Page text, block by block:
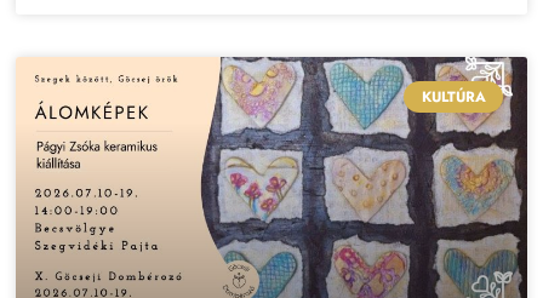
KULTÚRA